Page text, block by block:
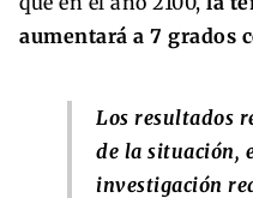
aumentará a 7 grados
Los resultados
de la situación,
investigación